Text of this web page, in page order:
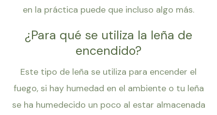
en la práctica puede que incluso algo más.
¿Para qué se utiliza la leña de
encendido?
Este tipo de leña se utiliza para encender el
fuego, si hay humedad en el ambiente o tu leña
se ha humedecido un poco al estar almacenada